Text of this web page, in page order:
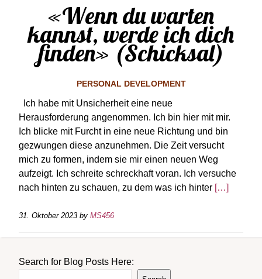
«Wenn du warten
kannst, werde ich dich
finden» (Schicksal)
PERSONAL DEVELOPMENT
Ich habe mit Unsicherheit eine neue
Herausforderung angenommen. Ich bin hier mit mir.
Ich blicke mit Furcht in eine neue Richtung und bin
gezwungen diese anzunehmen. Die Zeit versucht
mich zu formen, indem sie mir einen neuen Weg
aufzeigt. Ich schreite schreckhaft voran. Ich versuche
nach hinten zu schauen, zu dem was ich hinter […]
31. Oktober 2023 by MS456
Search for Blog Posts Here: